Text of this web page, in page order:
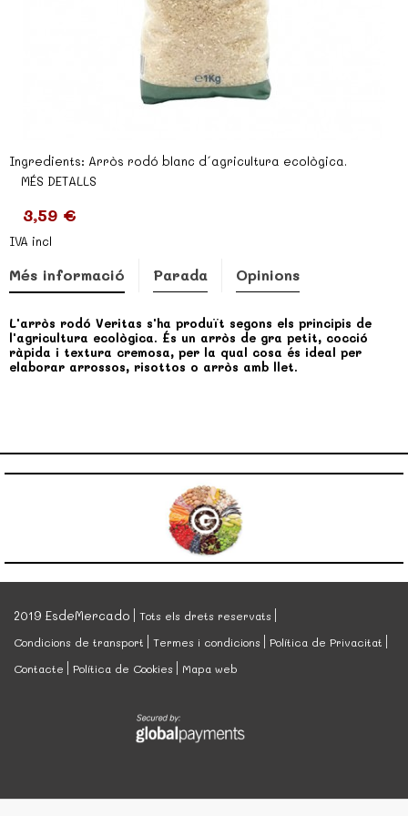
Ingredients: Arròs rodó blanc d´agricultura ecològica.
MÉS DETALLS
3,59 €
IVA incl
Més informació Parada Opinions
L'arròs rodó Veritas s'ha produït segons els principis de
l'agricultura ecològica. És un arròs de gra petit, cocció
ràpida i textura cremosa, per la qual cosa és ideal per
elaborar arrossos, risottos o arròs amb llet.
2019 EsdeMercado
Tots els drets reservats
Condicions de transport
Termes i condicions
Política de Privacitat
Contacte
Política de Cookies Mapa web